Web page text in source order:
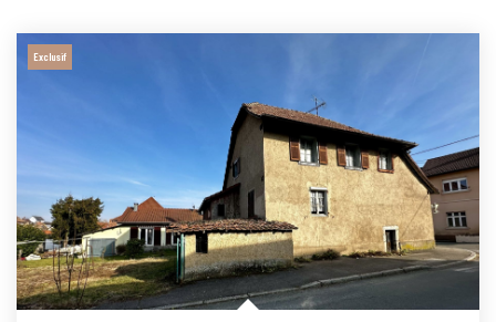
Exclusif